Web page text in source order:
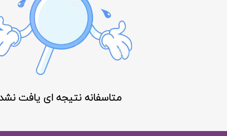
متاسفانه نتیجه ای یافت